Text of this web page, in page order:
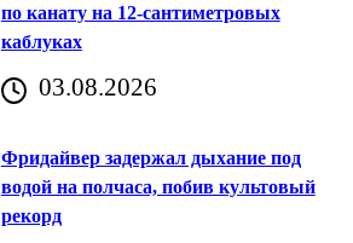
по канату на 12-сантиметровых
каблуках
03.08.2026
Фридайвер задержал дыхание под
водой на полчаса, побив культовый
рекорд